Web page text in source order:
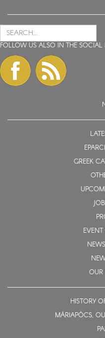
FOLLOW US ALSO IN THE SOCIAL
GREEK
OUR
HISTORY
MÁRIAPÓCS,